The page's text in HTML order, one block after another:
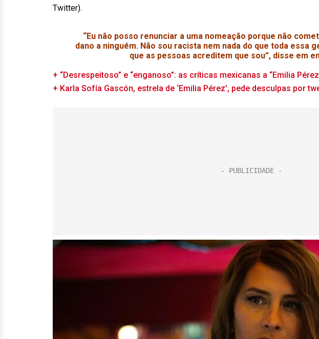
Twitter).
“Eu não posso renunciar a uma nomeação porque não
dano a ninguém. Não sou racista nem nada do que toda essa
que as pessoas acreditem que sou”, disse em
+ “Desrespeitoso” e “enganoso”: as críticas mexicanas a “Emilia
+ Karla Sofía Gascón, estrela de ‘Emilia Pérez’, pede desculpas por